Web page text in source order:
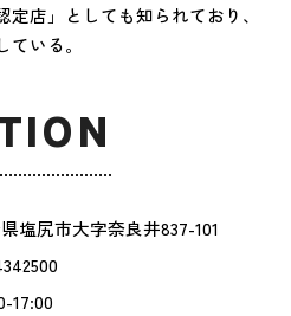
店」としても知られており、
いる。
塩尻市大字奈良井837-101
17:00